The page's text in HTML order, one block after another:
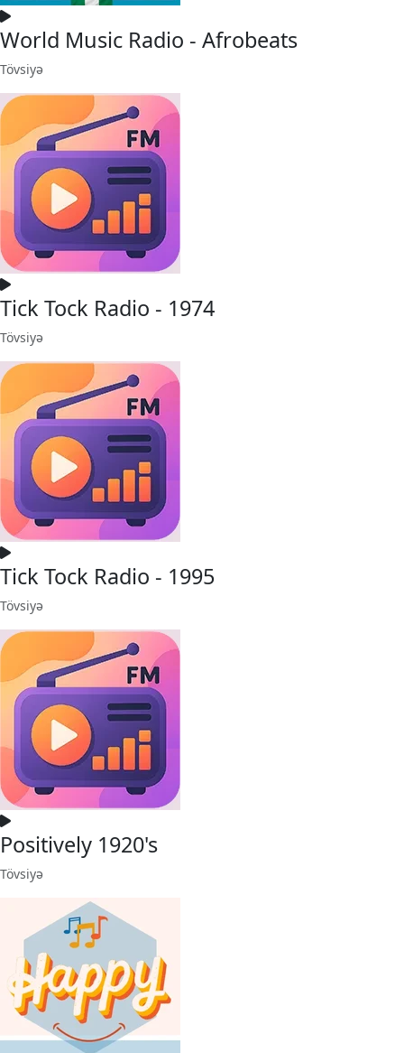
World Music Radio - Afrobeats
Tövsiyə
Tick Tock Radio - 1974
Tövsiyə
Tick Tock Radio - 1995
Tövsiyə
Positively 1920's
Tövsiyə